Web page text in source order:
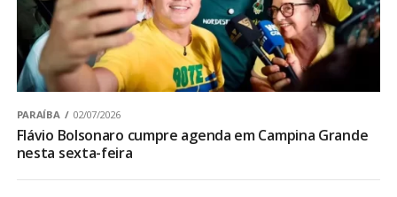
PARAÍBA 02/07/2026
Flávio Bolsonaro cumpre agenda em Campina Grande
nesta sexta-feira